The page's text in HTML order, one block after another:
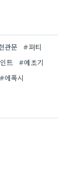
관문
#퍼티
트
#예초기
#에폭시